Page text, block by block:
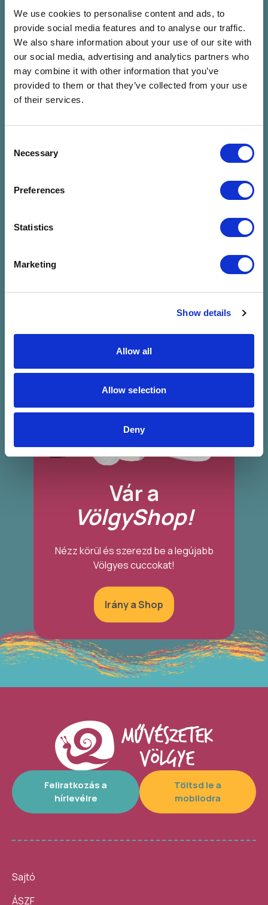
We use cookies to personalise content and ads, to
provide social media features and to analyse our traffic.
We also share information about your use of our site with
our social media, advertising and analytics partners who
may combine it with other information that you’ve
provided to them or that they’ve collected from your use
of their services.
Selection
Necessary
Preferences
Statistics
Marketing
Show details
Allow all
Allow selection
Deny
Nincs találat a
megadott
szűrésre
Vár a
VölgyShop!
Nézz körül és szerezd be a legújabb
Völgyes cuccokat!
Irány a Shop
Feliratkozás a
hírlevélre
Töltsd le a
mobilodra
Sajtó
ÁSZF